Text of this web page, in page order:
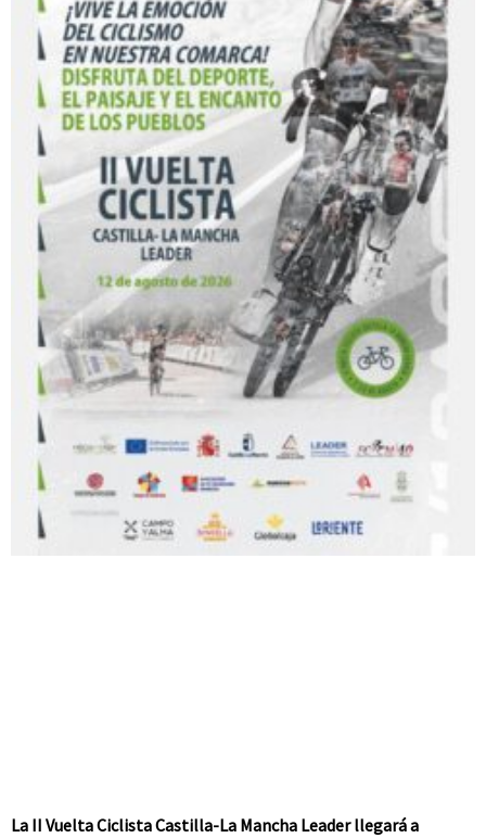
La II Vuelta Ciclista Castilla-La Mancha Leader llegará a